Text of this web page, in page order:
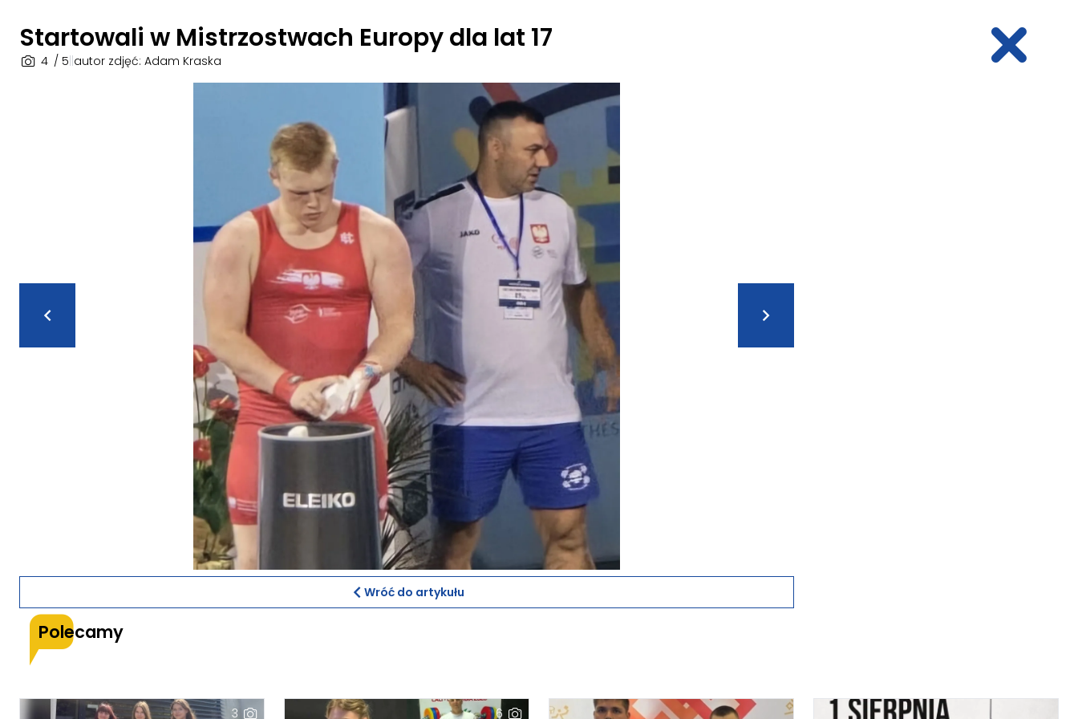
Startowali w Mistrzostwach Europy dla lat 17
4 / 5 autor zdjęć: Adam Kraska
Wróć do artykułu
Polecamy
3 6